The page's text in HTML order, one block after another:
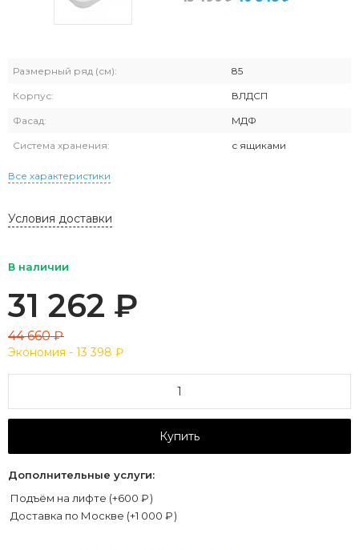
Размерный ряд (см): 85
Корпус: ВЛДСП
Фасад: МДФ
Система хранения: с ящиками
Все характеристики
Условия доставки
В наличии
31 262 ₽
44 660₽
Экономия - 13 398 ₽
Купить
Дополнительные услуги:
Подъём на лифте (+600 ₽)
Доставка по Москве (+1 000 ₽)